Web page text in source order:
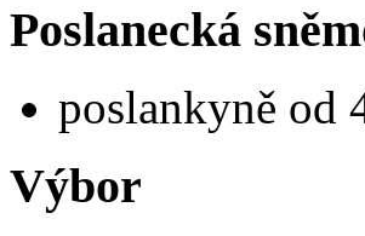
Poslanecká
poslankyně od
Výbor